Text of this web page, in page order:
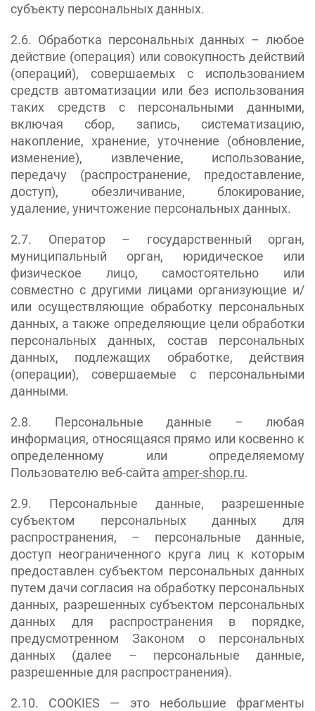
субъекту персональных данных.
2.6. Обработка персональных данных – любое
действие (операция) или совокупность действий
(операций), совершаемых с использованием
средств автоматизации или без использования
таких средств с персональными данными,
включая сбор, запись, систематизацию,
накопление, хранение, уточнение (обновление,
изменение), извлечение, использование,
передачу (распространение, предоставление,
доступ), обезличивание, блокирование,
удаление, уничтожение персональных данных.
2.7. Оператор – государственный орган,
муниципальный орган, юридическое или
физическое лицо, самостоятельно или
совместно с другими лицами организующие и/
или осуществляющие обработку персональных
данных, а также определяющие цели обработки
персональных данных, состав персональных
данных, подлежащих обработке, действия
(операции), совершаемые с персональными
данными.
2.8. Персональные данные – любая
информация, относящаяся прямо или косвенно к
определенному или определяемому
Пользователю веб-сайта amper-shop.ru.
2.9. Персональные данные, разрешенные
субъектом персональных данных для
распространения, – персональные данные,
доступ неограниченного круга лиц к которым
предоставлен субъектом персональных данных
путем дачи согласия на обработку персональных
данных, разрешенных субъектом персональных
данных для распространения в порядке,
предусмотренном Законом о персональных
данных (далее – персональные данные,
разрешенные для распространения).
2.10. COOKIES — это небольшие фрагменты